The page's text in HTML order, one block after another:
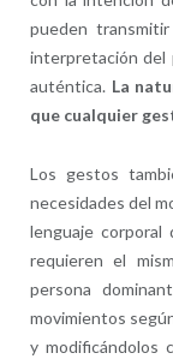
pueden
interpretación del
auténtica. La
que cualquier
Los gestos
necesidades del
lenguaje corporal
requieren el
persona
movimientos
y modificándolos